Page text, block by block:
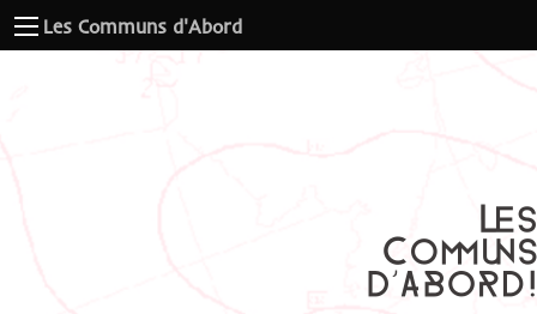
Les Communs d'Abord